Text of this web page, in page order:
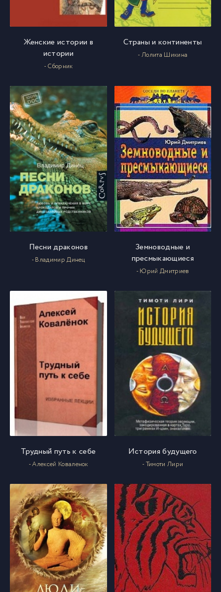
63 063
64 064
65 065
66 066
67 067
068
70 070
074
075
76 076
77 077
78 078
79 079
Женские истории в
истории
- Сборник
Страны и континенты
- Лолита Шикина
Песни драконов
- Владимир Динец
Земноводные и
пресмыкающиеся
- Юрий Дмитриев
Трудный путь к себе
- Алексей Коваленок
История будущего
- Тимоти Лири